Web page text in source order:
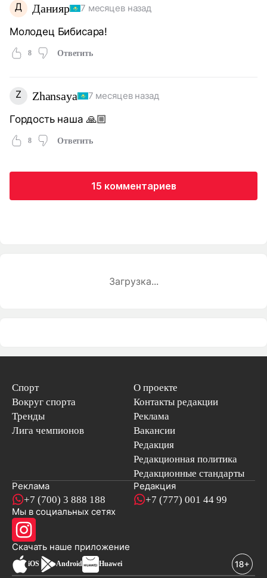
Д Данияр 7 месяцев назад
Молодец Бибисара!
8 Ответить
Z Zhansaya 7 месяцев назад
Гордость наша 🙏🏼
8 Ответить
15 комментариев
Загрузка...
Спорт
Вокруг спорта
Тренды
Лига чемпионов
О проекте
Контакты редакции
Реклама
Вакансии
Редакция
Редакционная политика
Редакционные стандарты
Реклама
+7 (700) 3 888 188
Редакция
+7 (777) 001 44 99
Мы в социальных сетях
Скачать наше приложениеновостей
iOS Android Huawei